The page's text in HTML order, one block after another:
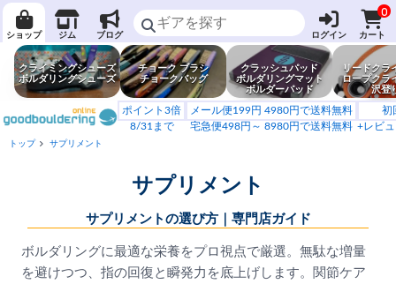
ショップ ジム ブログ ログイン
0
カート
クライミングシューズ
ボルダリングシューズ
チョーク ブラシ
チョークバッグ
クラッシュパッド
ボルダリングマット
ボルダーパッド
リードクラ
ロープクラ
沢登
ポイント3倍
8/31まで
メール便199円 4980円で送料無料
宅急便498円～ 8980円で送料無料
初
+レビ
トップ サプリメント
サプリメント
サプリメントの選び方｜専門店ガイド
ボルダリングに最適な栄養をプロ視点で厳選。無駄な増量
を避けつつ、指の回復と瞬発力を底上げします。関節ケア